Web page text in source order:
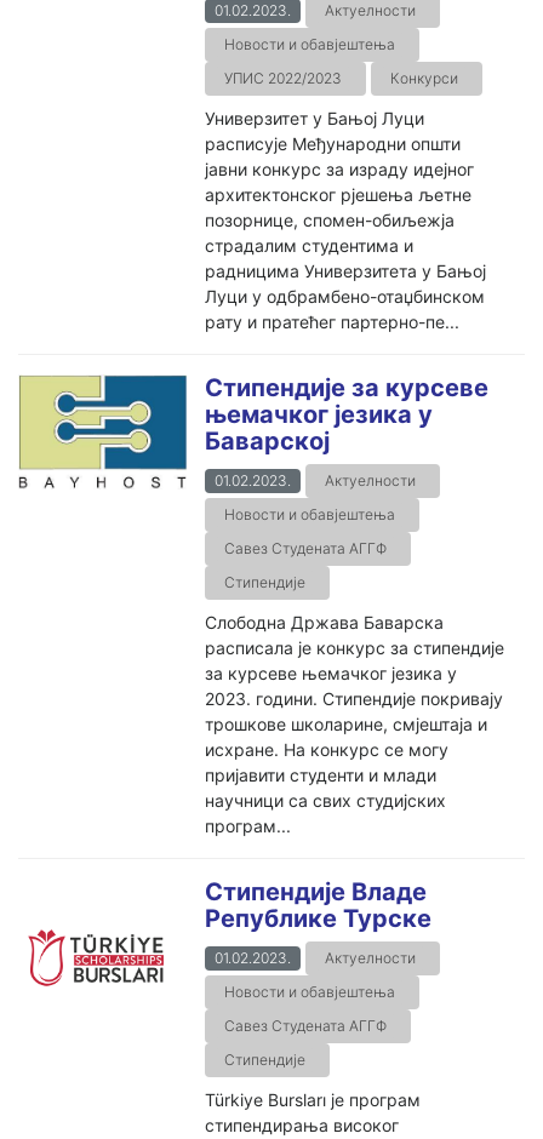
01.02.2023.
Актуелности
Новости и обавјештења
УПИС 2022/2023
Конкурси
Универзитет у Бањој Луци
расписује Међународни општи
јавни конкурс за израду идејног
архитектонског рјешења љетне
позорнице, спомен-обиљежјa
страдалим студентима и
радницима Универзитета у Бањој
Луци у одбрамбено-отаџбинском
рату и пратећег партерно-пе...
Стипендије за курсеве
њемачког језика у
Баварској
01.02.2023.
Актуелности
Новости и обавјештења
Савез Студената АГГФ
Стипендије
Слободна Држава Баварска
расписала је конкурс за стипендије
за курсеве њемачког језика у
2023. години. Стипендије покривају
трошкове школарине, смјештаја и
исхране. На конкурс се могу
пријавити студенти и млади
научници са свих студијских
програм...
Стипендије Владе
Републике Турске
01.02.2023.
Актуелности
Новости и обавјештења
Савез Студената АГГФ
Стипендије
Türkiye Bursları је програм
стипендирања високог